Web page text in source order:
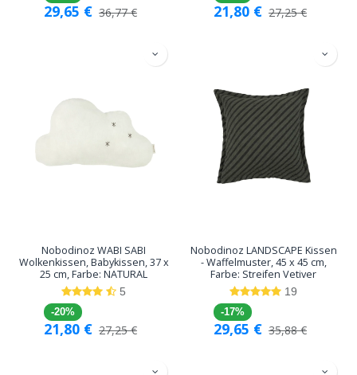
29,65 € 36,77€ 21,80 € 27,25€
Nobodinoz WABI SABI
Wolkenkissen, Babykissen, 37 x
25 cm, Farbe: NATURAL
5
-20%
21,80 € 27,25€
Nobodinoz LANDSCAPE Kissen
- Waffelmuster, 45 x 45 cm,
Farbe: Streifen Vetiver
19
-17%
29,65 € 35,88€